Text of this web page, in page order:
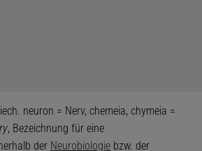
neuron = Nerv, chemeia, chymeia =
, Bezeichnung für eine
der Neurobiologie bzw. der